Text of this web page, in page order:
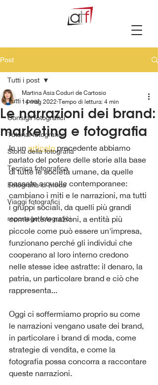
Post
Tutti i post
Consigli fotografici
Tutorial fotografici
Storia della fotografia
Tecnica fotografica
Fotografia di moda
Viaggi fotografici
reportage fotografici
Tutti i post
Le narrazioni dei brand:
marketing e fotografia
Martina Asia Coduri de Cartosio
14 mag 2022 Tempo di lettura: 4 min
In un articolo precedente abbiamo
parlato del potere delle storie alla base
di tutte le società umane, da quelle
passate a quelle contemporanee:
cambiano i miti e le narrazioni, ma tutti
i gruppi sociali, da quelli più grandi
come intere nazioni, a entità più
piccole come può essere un'impresa,
funzionano perché gli individui che
cooperano al loro interno credono
nelle stesse idee astratte: il denaro, la
patria, un particolare brand e ciò che
rappresenta...
Oggi ci soffermiamo proprio su come
le narrazioni vengano usate dei brand,
in particolare i brand di moda, come
strategie di vendita, e come la
fotografia possa concorra a raccontare
queste narrazioni.